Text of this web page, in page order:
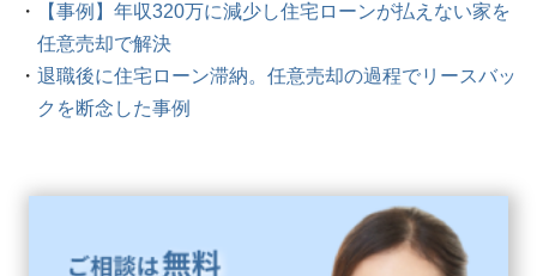
【事例】年収320万に減少し住宅ローンが払えない家を
任意売却で解決
退職後に住宅ローン滞納。任意売却の過程でリースバッ
クを断念した事例